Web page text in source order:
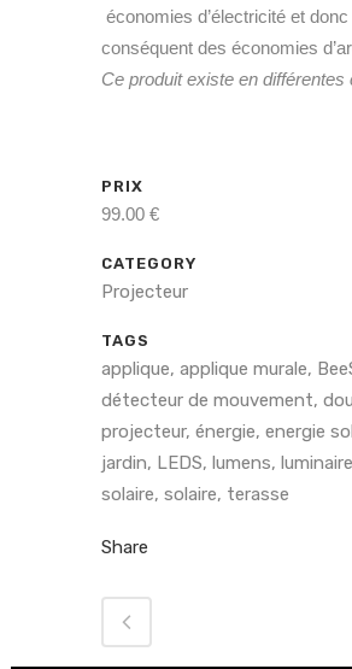
économies d’électricité et
conséquent des économies
Ce produit existe en différentes
PRIX
99.00 €
CATEGORY
Projecteur
TAGS
applique, applique murale,
détecteur de mouvement,
projecteur, énergie, energie
jardin, LEDS, lumens,
solaire, solaire, terasse
Share